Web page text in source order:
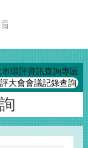
環評資訊查詢專區
大會會議記錄查詢